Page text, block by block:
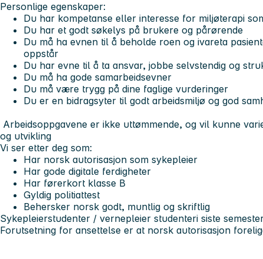
Personlige egenskaper:
Du har kompetanse eller interesse for miljøterapi
Du har et godt søkelys på brukere og pårørende
Du må ha evnen til å beholde roen og ivareta
oppstår
Du har evne til å ta ansvar, jobbe selvstendig og
Du må ha gode samarbeidsevner
Du må være trygg på dine faglige vurderinger
Du er en bidragsyter til godt arbeidsmiljø og god
Arbeidsoppgavene er ikke uttømmende, og vil kunne
og utvikling
Vi ser etter deg som:
Har norsk autorisasjon som sykepleier
Har gode digitale ferdigheter
Har førerkort klasse B
Gyldig politiattest
Behersker norsk godt, muntlig og skriftlig
Sykepleierstudenter / vernepleier studenteri siste
Forutsetning for ansettelse er at norsk autorisasjon